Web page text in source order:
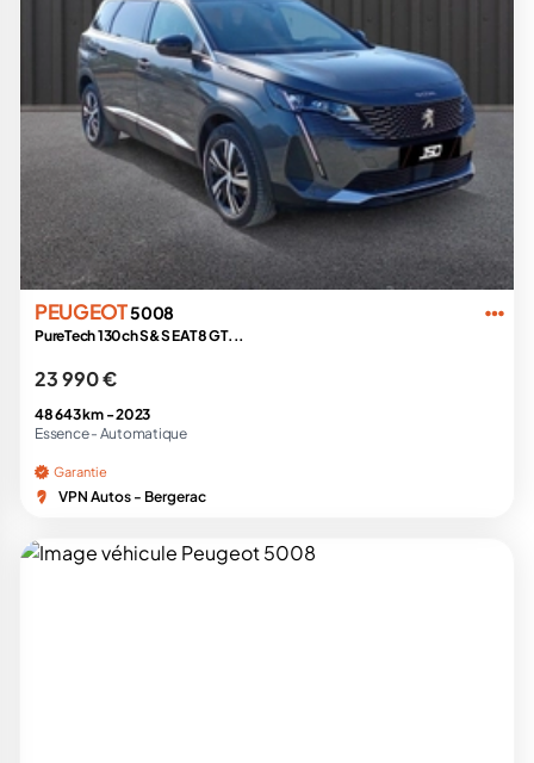
PEUGEOT5008
PureTech 130ch S&S EAT8 GT...
23 990 €
48 643 km -2023
Essence - Automatique
Garantie
VPN Autos - Bergerac